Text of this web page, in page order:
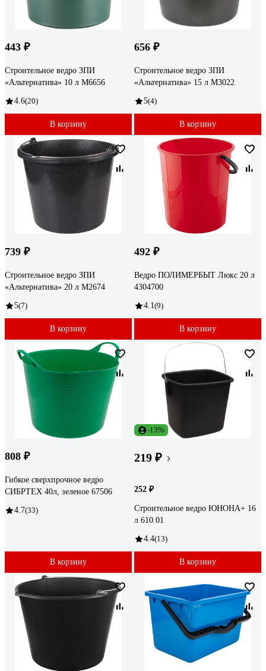
443 ₽
Строительное ведро ЗПИ
«Альтернатива» 10 л М6656
4.6(20)
В корзину
656 ₽
Строительное ведро ЗПИ
«Альтернатива» 15 л М3022
5(4)
В корзину
739 ₽
Строительное ведро ЗПИ
«Альтернатива» 20 л М2674
5(7)
В корзину
492 ₽
Ведро ПОЛИМЕРБЫТ Люкс 20 л
4304700
4.1 (9)
В корзину
808 ₽
Гибкое сверхпрочное ведро
СИБРТЕХ 40л, зеленое 67506
4.7(33)
В корзину
-13%
219 ₽
252 ₽
Строительное ведро ЮНОНА+ 16
л 610.01
4.4(13)
В корзину